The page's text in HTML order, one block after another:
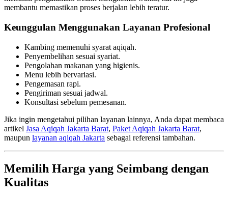
membantu memastikan proses berjalan lebih teratur.
Keunggulan Menggunakan Layanan Profesional
Kambing memenuhi syarat aqiqah.
Penyembelihan sesuai syariat.
Pengolahan makanan yang higienis.
Menu lebih bervariasi.
Pengemasan rapi.
Pengiriman sesuai jadwal.
Konsultasi sebelum pemesanan.
Jika ingin mengetahui pilihan layanan lainnya, Anda dapat membaca
artikel Jasa Aqiqah Jakarta Barat, Paket Aqiqah Jakarta Barat,
maupun layanan aqiqah Jakarta sebagai referensi tambahan.
Memilih Harga yang Seimbang dengan
Kualitas